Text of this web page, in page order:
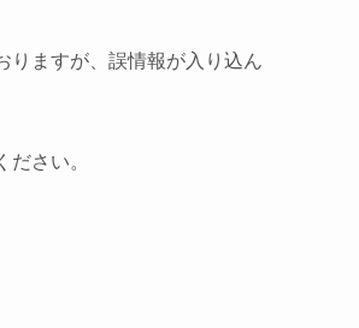
りますが、誤情報が入り込ん
さい。